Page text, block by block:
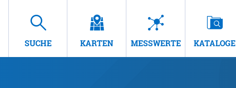
SUCHE KARTEN MESSWERTE KATALOGE